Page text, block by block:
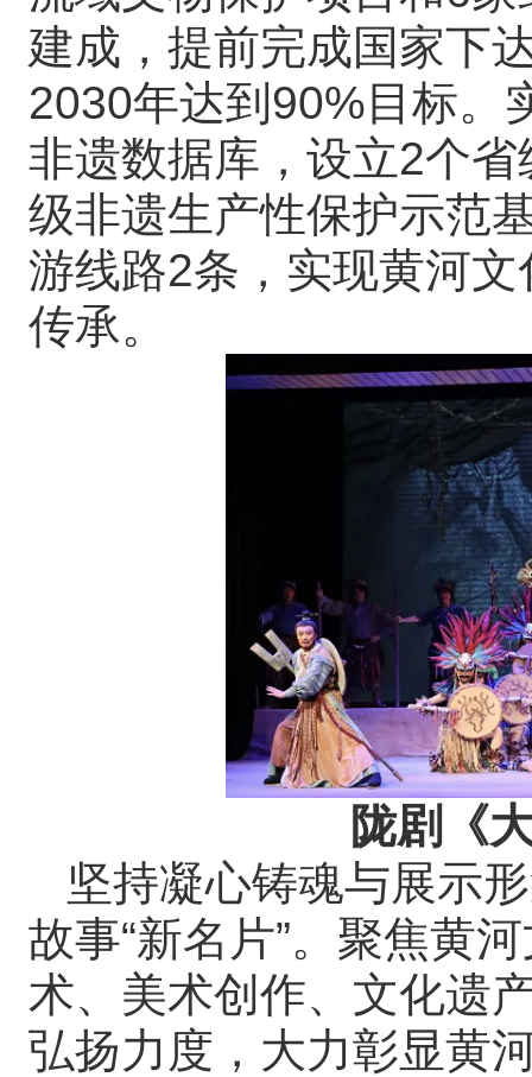
建成，提前完成国家下
2030年达到90%目标。
非遗数据库，设立2个
级非遗生产性保护示范
游线路2条，实现黄河
传承。
陇剧《
坚持凝心铸魂与展示
故事“新名片”。聚焦黄
术、美术创作、文化遗
弘扬力度，大力彰显黄